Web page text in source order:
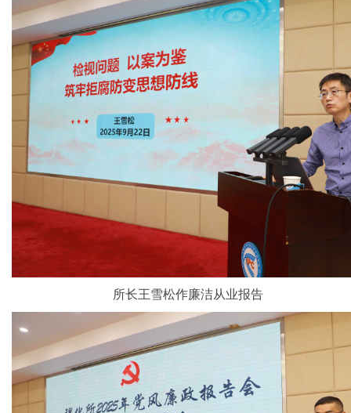
所长王雪松作廉洁从业报告